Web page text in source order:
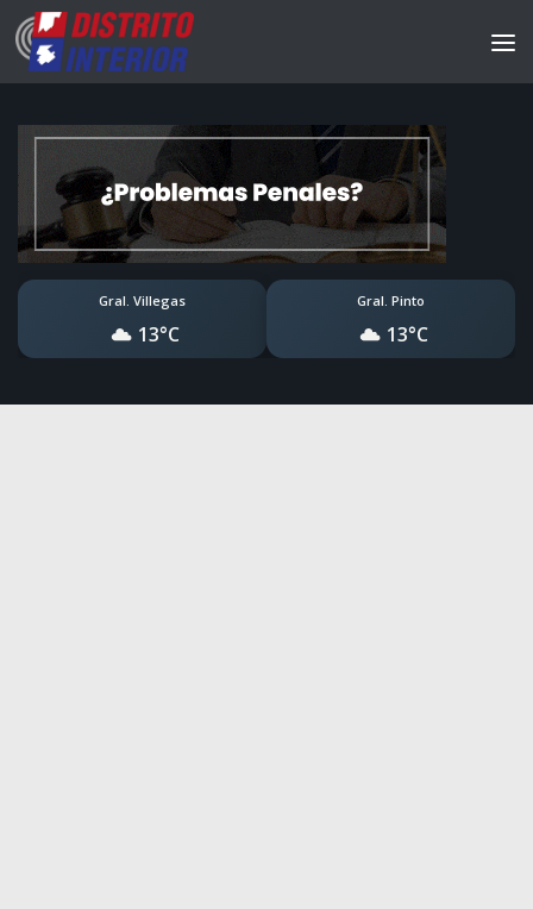
Gral. Villegas
13°C
Gral. Pinto
13°C